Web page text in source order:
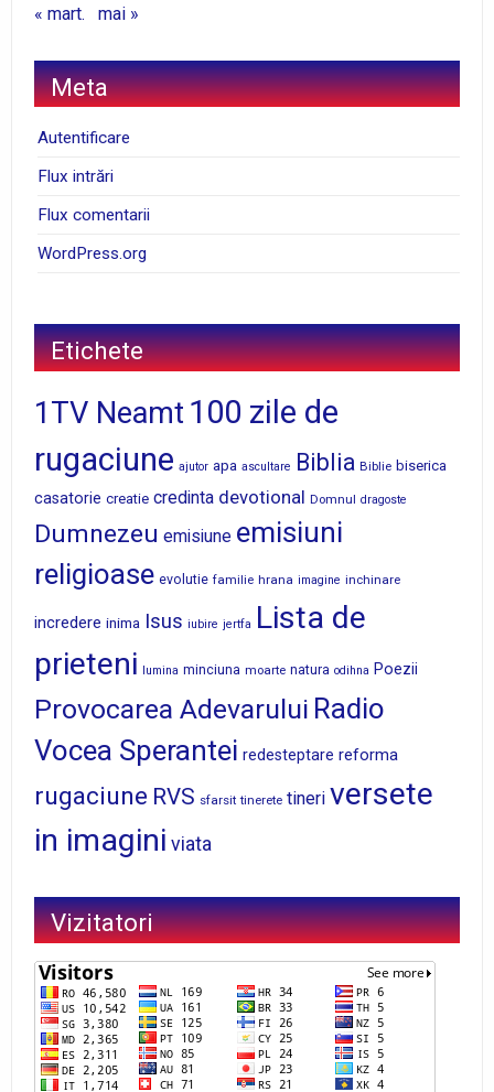
« mart. mai »
Meta
Autentificare
Flux intrări
Flux comentarii
WordPress.org
Etichete
1TV Neamt 100 zile de
rugaciune ajutor apa ascultare Biblia Biblie biserica
casatorie creatie credinta devotional Domnul dragoste
Dumnezeu emisiune emisiuni
religioase evolutie familie hrana imagine inchinare
incredere inima Isus iubire jertfa Lista de
prieteni lumina minciuna moarte natura odihna Poezii
Provocarea Adevarului Radio
Vocea Sperantei redesteptare reforma
rugaciune RVS sfarsit tinerete tineri versete
in imagini viata
Vizitatori